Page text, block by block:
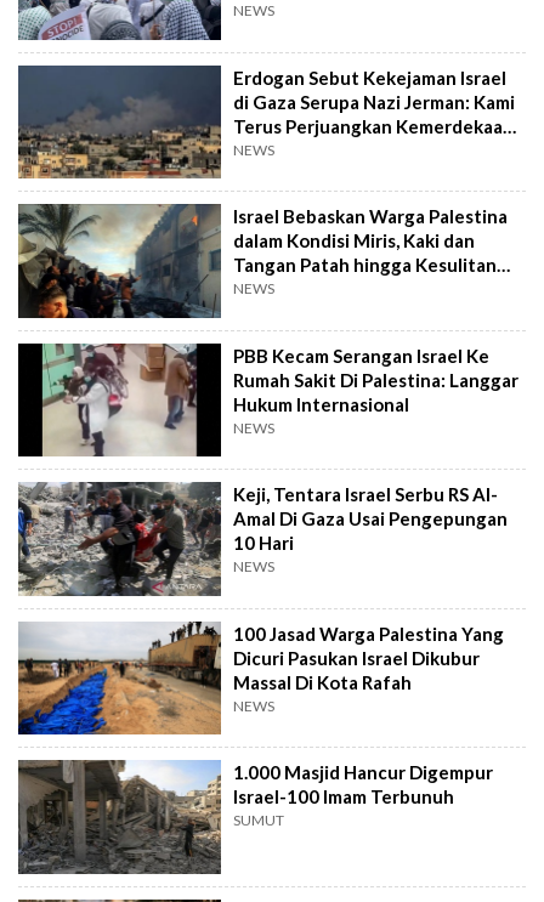
NEWS
Erdogan Sebut Kekejaman Israel
di Gaza Serupa Nazi Jerman: Kami
Terus Perjuangkan Kemerdekaan
Palestina!
NEWS
Israel Bebaskan Warga Palestina
dalam Kondisi Miris, Kaki dan
Tangan Patah hingga Kesulitan
Bernapas
NEWS
PBB Kecam Serangan Israel Ke
Rumah Sakit Di Palestina: Langgar
Hukum Internasional
NEWS
Keji, Tentara Israel Serbu RS Al-
Amal Di Gaza Usai Pengepungan
10 Hari
NEWS
100 Jasad Warga Palestina Yang
Dicuri Pasukan Israel Dikubur
Massal Di Kota Rafah
NEWS
1.000 Masjid Hancur Digempur
Israel-100 Imam Terbunuh
SUMUT